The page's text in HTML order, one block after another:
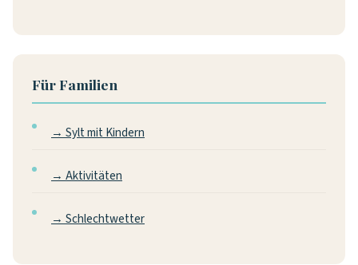
Für Familien
→ Sylt mit Kindern
→ Aktivitäten
→ Schlechtwetter